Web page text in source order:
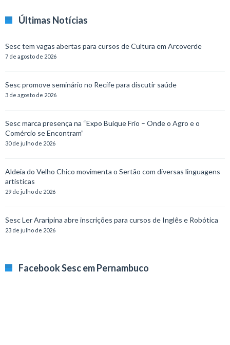
Últimas Notícias
Sesc tem vagas abertas para cursos de Cultura em Arcoverde
7 de agosto de 2026
Sesc promove seminário no Recife para discutir saúde
3 de agosto de 2026
Sesc marca presença na “Expo Buíque Frio – Onde o Agro e o
Comércio se Encontram”
30 de julho de 2026
Aldeia do Velho Chico movimenta o Sertão com diversas linguagens
artísticas
29 de julho de 2026
Sesc Ler Araripina abre inscrições para cursos de Inglês e Robótica
23 de julho de 2026
Facebook Sesc em Pernambuco